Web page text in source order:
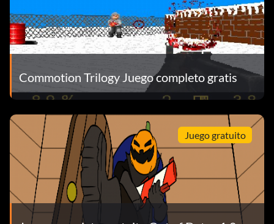
Commotion Trilogy Juego completo gratis
Juego gratuito